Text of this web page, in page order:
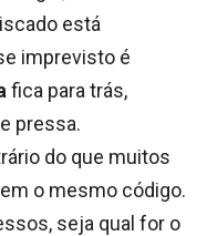
está
imprevisto é
fica para trás,
pressa.
do que muitos
o mesmo código.
seja qual for o